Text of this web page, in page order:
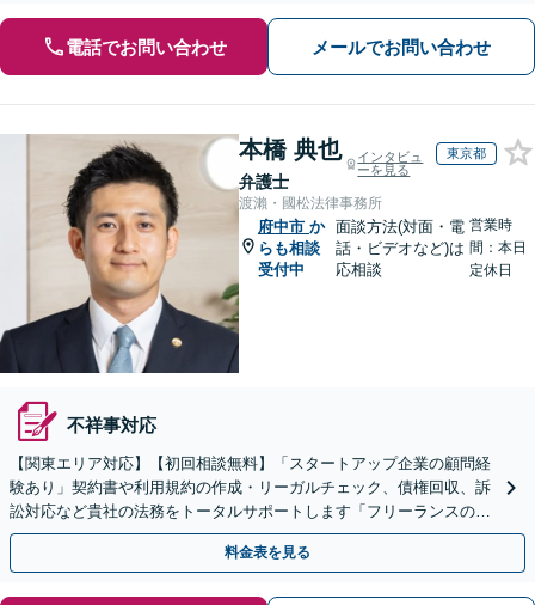
電話でお問い合わせ メールでお問い合わせ
本橋 典也
弁護士
インタビュ
ーを見る
東京都
渡瀨・國松法律事務所
府中市 か
らも相談
受付中
面談方法(対面・電
話・ビデオなど)は
応相談
営業時
間：本日
定休日
不祥事対応
【関東エリア対応】【初回相談無料】「スタートアップ企業の顧問経
験あり」契約書や利用規約の作成・リーガルチェック、債権回収、訴
訟対応など貴社の法務をトータルサポートします「フリーランスの顧
問対応／顧問契約月額1万円～」【休日・夜間相談可】
料金表を見る